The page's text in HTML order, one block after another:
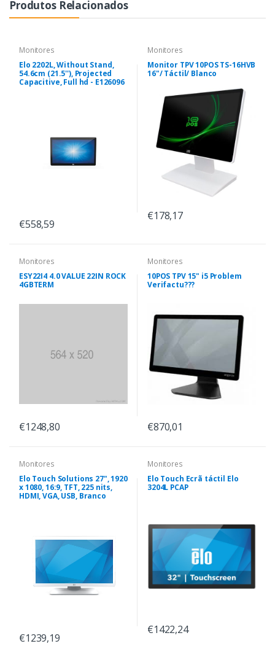
Produtos Relacionados
Monitores
Elo 2202L, Without Stand,
54.6cm (21.5''), Projected
Capacitive, Full hd - E126096
€558,59
Monitores
Monitor TPV 10POS TS-16HVB
16"/ Táctil/ Blanco
€178,17
Monitores
ESY22I4 4.0 VALUE 22IN ROCK
4GBTERM
€1248,80
Monitores
10POS TPV 15" i5 Problem
Verifactu???
€870,01
Monitores
Elo Touch Solutions 27", 1920
x 1080, 16:9, TFT, 225 nits,
HDMI, VGA, USB, Branco
€1239,19
Monitores
Elo Touch Ecrã táctil Elo
3204L PCAP
€1422,24